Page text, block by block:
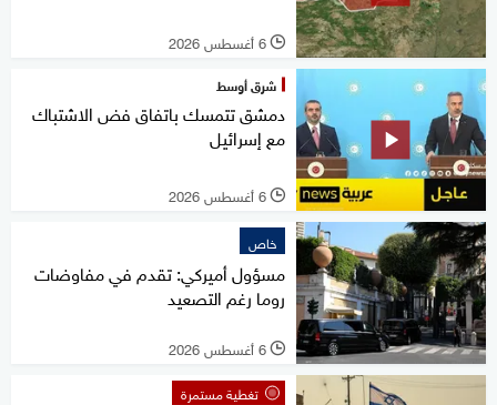
l 6 أغسطس 2026
شرق أوسط
دمشق تتمسك باتفاق فض الاشتباك
مع إسرائيل
l 6 أغسطس 2026
خاص
مسؤول أميركي: تقدم في مفاوضات
روما رغم التصعيد
l 6 أغسطس 2026
تغطية مستمرة